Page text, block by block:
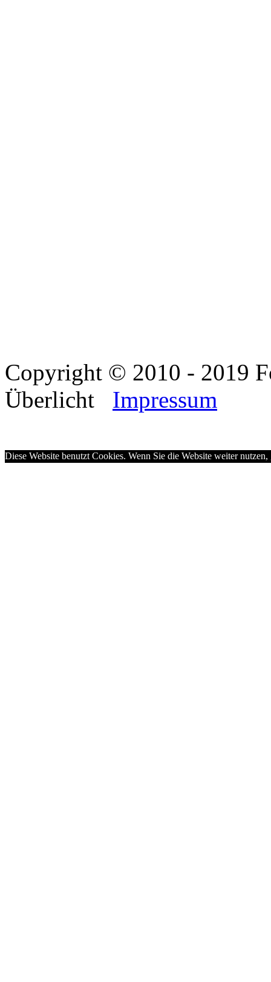
Copyright © 2010 - 2019
Überlicht Impressum
Diese Website benutzt Cookies. Wenn Sie die Website weiter